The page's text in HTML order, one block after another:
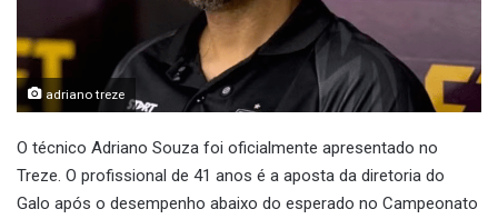
adriano treze
O técnico Adriano Souza foi oficialmente apresentado no
Treze. O profissional de 41 anos é a aposta da diretoria do
Galo após o desempenho abaixo do esperado no Campeonato